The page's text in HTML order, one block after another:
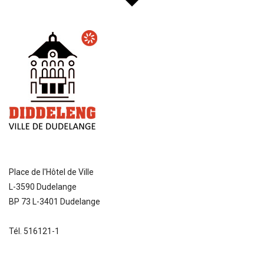
Place de l'Hôtel de Ville
L-3590 Dudelange
BP 73 L-3401 Dudelange
Tél. 516121-1